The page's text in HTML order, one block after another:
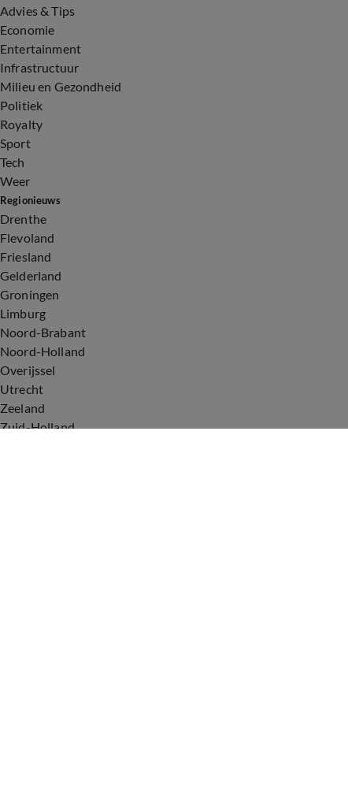
Advies & Tips
Economie
Entertainment
Infrastructuur
Milieu en Gezondheid
Politiek
Royalty
Sport
Tech
Weer
Regionieuws
Drenthe
Flevoland
Friesland
Gelderland
Groningen
Limburg
Noord-Brabant
Noord-Holland
Overijssel
Utrecht
Zeeland
Zuid-Holland